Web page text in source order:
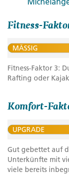
Fitness-
MÄSSIG
Fitness-Faktor 3:
Rafting oder
Komfort-
UPGRADE
Gut gebettet auf
Unterkünfte mit
viele bereits